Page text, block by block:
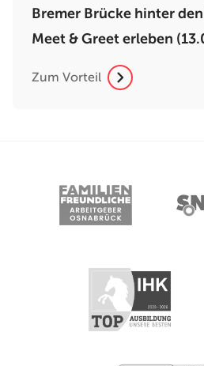
Bremer Brücke hinter
Meet & Greet erleben
Zum Vorteil